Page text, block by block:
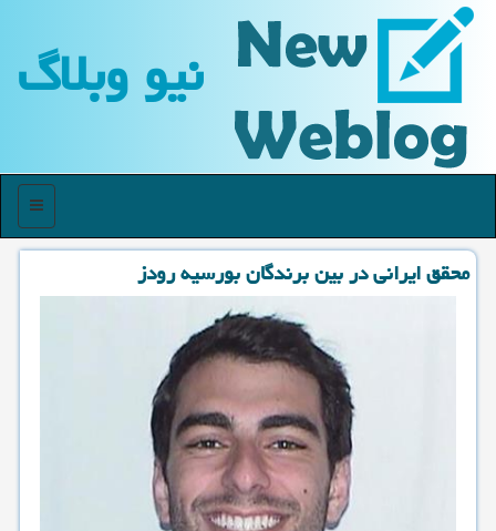
نیو وبلاگ
منو
محقق ایرانی در بین برندگان بورسیه رودز